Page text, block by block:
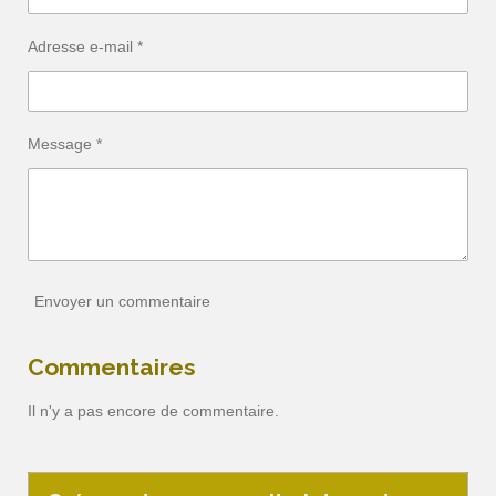
Adresse e-mail *
Message *
Envoyer un commentaire
Commentaires
Il n'y a pas encore de commentaire.